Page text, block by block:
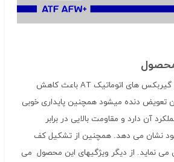
استفاده از این روغن در گیربکس های اتوماتیک AT باعث کاهش
تعویض دنده میشود همچنین پایداری خوبی
آن دارد و مقاومت بالایی در برابر
نشان می دهد. همچنین از تشکیل کف
نماید. از دیگر ویژگیهای این محصول می